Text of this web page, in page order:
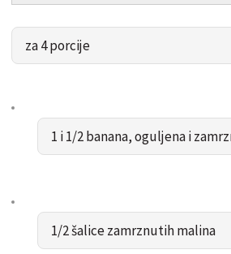
za 4 porcije
1 i 1/2 banana, oguljena i
1/2 šalice zamrznutih malina